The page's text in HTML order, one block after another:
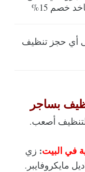
خصم 15%
بساجر
في البيت:
مايكروفايبر.